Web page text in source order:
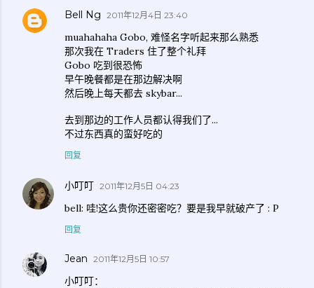
Bell Ng 2011年12月4日 23:40
muahahaha Gobo, 难怪名字听起来那么熟悉
那次我在 Traders 住了整个礼拜
Gobo 吃到很恐怖
早午晚餐都是在那边解决啊
然后晚上每天都去 skybar...
去到那边的工作人员都认得我们了...
不过东西真的蛮好吃的
回复
小叮叮 2011年12月5日 04:23
bell: 哇!这么贵你还密密吃？要是我早就破产了 : P
回复
Jean 2011年12月5日 10:57
小叮叮：